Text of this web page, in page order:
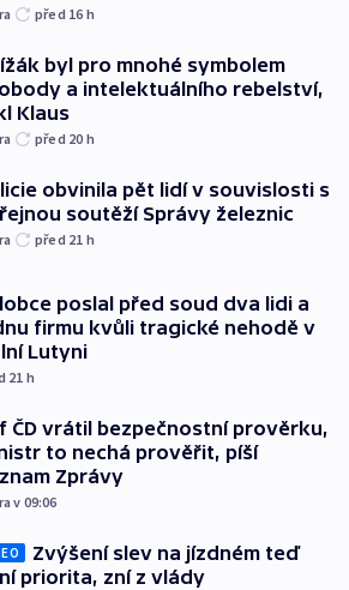
před 16 h
byl pro mnohé symbolem
a intelektuálního rebelství,
Klaus
před 20 h
obvinila pět lidí v souvislosti s
soutěží Správy železnic
před 21 h
poslal před soud dva lidi a
firmu kvůli tragické nehodě v
Lutyni
21 h
ČD vrátil bezpečnostní prověrku,
to nechá prověřit, píší
Zprávy
v 09:06
Zvýšení slev na jízdném teď
priorita, zní z vlády